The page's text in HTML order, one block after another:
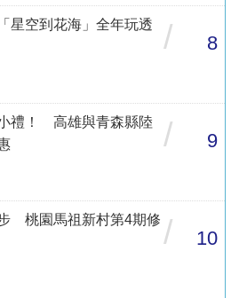
空到花海」全年玩透
/ 8
禮！ 高雄與青森縣陸
/ 9
桃園馬祖新村第4期修 / 10